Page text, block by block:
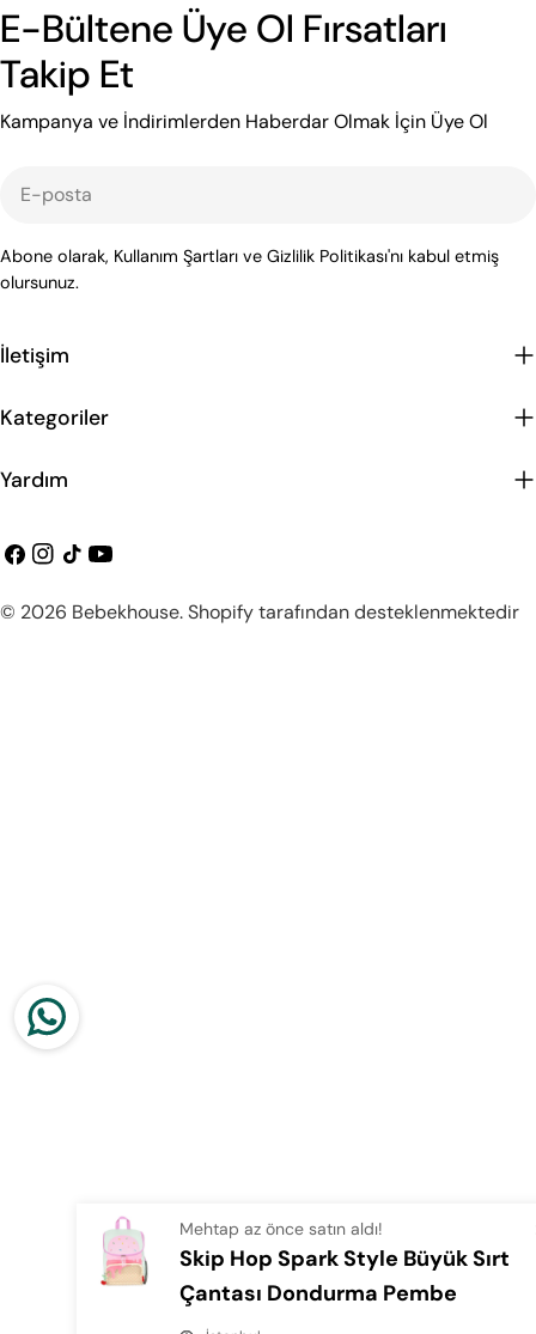
E-Bültene Üye Ol Fırsatları
Takip Et
Kampanya ve İndirimlerden Haberdar Olmak İçin Üye Ol
posta
Abone olarak, Kullanım Şartları ve Gizlilik Politikası'nı kabul etmiş
olursunuz.
İletişim
Kategoriler
Yardım
Facebook
instagram
TiktokYoutube
© 2026 Bebekhouse.Shopify tarafından desteklenmektedir
Ödeme
Mehtap az önce satın aldı!
Skip Hop Spark Style Büyük Sırt
Çantası Dondurma Pembe